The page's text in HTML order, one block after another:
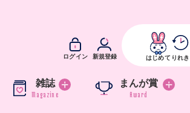
雑誌 まんが賞
ログイン 新規登録 はじめて りれき